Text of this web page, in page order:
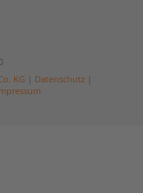
KG Datenschutz|